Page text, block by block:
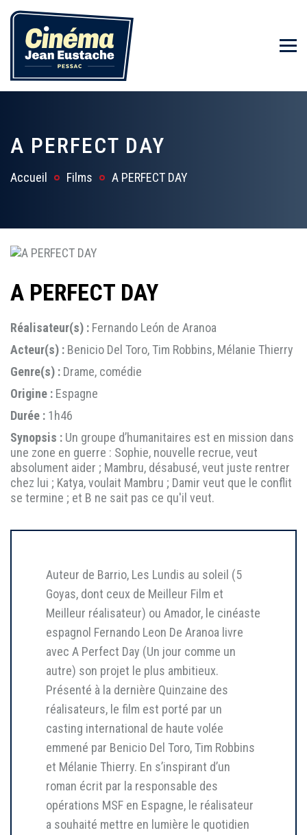
A PERFECT DAY
Accueil Films A PERFECT DAY
A PERFECT DAY
Réalisateur(s) : Fernando León de Aranoa
Acteur(s) : Benicio Del Toro, Tim Robbins, Mélanie Thierry
Genre(s) : Drame, comédie
Origine : Espagne
Durée : 1h46
Synopsis : Un groupe d’humanitaires est en mission dans
une zone en guerre : Sophie, nouvelle recrue, veut
absolument aider ; Mambru, désabusé, veut juste rentrer
chez lui ; Katya, voulait Mambru ; Damir veut que le conflit
se termine ; et B ne sait pas ce qu'il veut.
Auteur de Barrio, Les Lundis au soleil (5
Goyas, dont ceux de Meilleur Film et
Meilleur réalisateur) ou Amador, le cinéaste
espagnol Fernando Leon De Aranoa livre
avec A Perfect Day (Un jour comme un
autre) son projet le plus ambitieux.
Présenté à la dernière Quinzaine des
réalisateurs, le film est porté par un
casting international de haute volée
emmené par Benicio Del Toro, Tim Robbins
et Mélanie Thierry. En s’inspirant d’un
roman écrit par la responsable des
opérations MSF en Espagne, le réalisateur
a souhaité mettre en lumière le quotidien